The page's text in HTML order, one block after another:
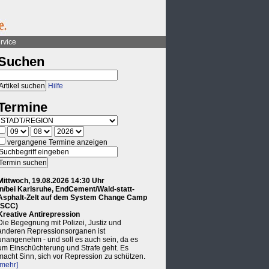
Hilfe
vergangene Termine anzeigen
19.08.2026 14:30 Uhr
bei Karlsruhe, EndCement/Wald-statt-
Zelt auf dem System Change Camp
Antirepression
Begegnung mit Polizei, Justiz und
Repressionsorganen ist
- und soll es auch sein, da es
Einschüchterung und Strafe geht. Es
Sinn, sich vor Repression zu schützen.